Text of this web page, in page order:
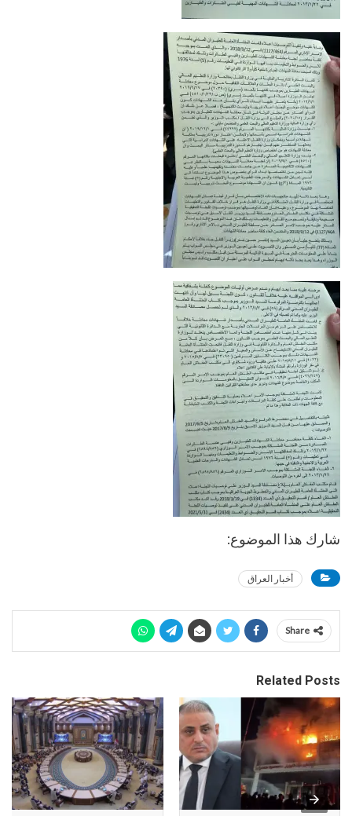
شارك هذا الموضوع:
أخبار العراق
Share
Related Posts